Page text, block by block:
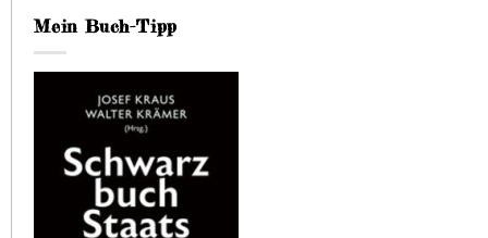
Mein Buch-Tipp